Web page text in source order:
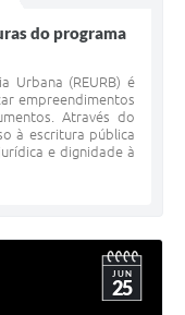
do programa
Urbana (REURB) é
empreendimentos
Através do
à escritura pública
e dignidade à
JUN
25